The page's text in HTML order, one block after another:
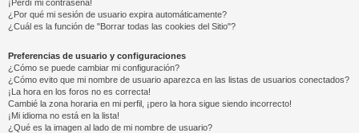
¡Perdí mi contraseña!
¿Por qué mi sesión de usuario expira automáticamente?
¿Cuál es la función de "Borrar todas las cookies del Sitio"?
Preferencias de usuario y configuraciones
¿Cómo se puede cambiar mi configuración?
¿Cómo evito que mi nombre de usuario aparezca en las listas de usuarios conectados?
¡La hora en los foros no es correcta!
Cambié la zona horaria en mi perfil, ¡pero la hora sigue siendo incorrecto!
¡Mi idioma no está en la lista!
¿Qué es la imagen al lado de mi nombre de usuario?